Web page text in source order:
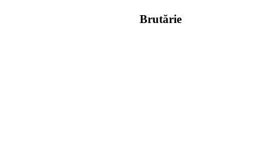
Brutărie